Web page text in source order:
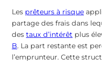
Les prêteurs à risque
partage des frais dans
des taux d’intérêt plus
B. La part restante est
l’emprunteur. Cette